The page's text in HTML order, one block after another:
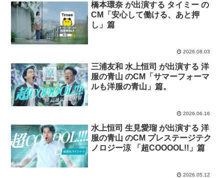
橋本環奈 が出演する タイミー の
CM「安心して働ける、あと押
し」篇
2026.08.03
三浦友和 水上恒司 が出演する 洋
服の青山 のCM「サマーフォーマ
ルも洋服の青山」篇。
2026.06.16
水上恒司 生見愛瑠 が出演する 洋
服の青山 のCM プレステージテク
ノロジー涼 「超COOOOL!!」篇
2026.05.12